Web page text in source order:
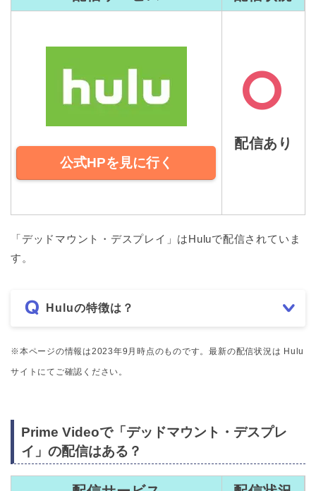
公式HPを見に行く
配信あり
「デッドマウント・デスプレイ」はHuluで配信されていま
す。
Huluの特徴は？
※本ページの情報は2023年9月時点のものです。最新の配信状況は Hulu
サイトにてご確認ください。
Prime Videoで「デッドマウント・デスプレ
イ」の配信はある？